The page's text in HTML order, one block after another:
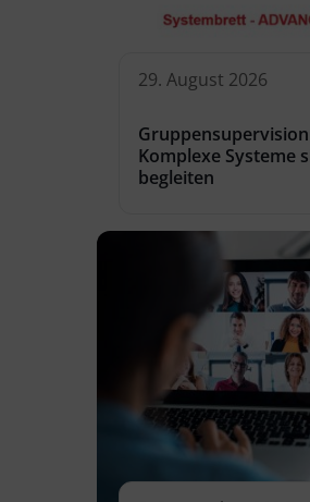
29. August 2026
Komplexe Systeme
begleiten